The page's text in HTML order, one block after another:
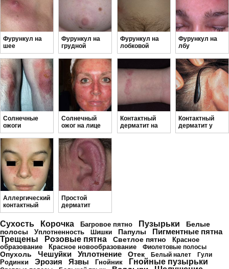
Фурункул на
шее
Фурункул на
грудной
железе
Фурункул на
лобковой
области
Фурункул на
лбу
Солнечные
ожоги
Солнечный
ожог на лице
Контактный
дерматит на
ногах
Контактный
дерматит у
взрослых
Аллергический
контактный
дерматит у
детей
Простой
дерматит
Сухость Корочка Багровое пятно Пузырьки
Белые
полосы
Уплотненность Шишки Папулы
Пигментные пятна
Трещены
Розовые пятна Светлое пятно
Красное
образование
Красное новообразование Фиолетовые полосы
Опухоль Чешуйки Уплотнение Отек Белый налет Гули
Родинки Эрозия Язвы Гнойник Гнойные пузырьки